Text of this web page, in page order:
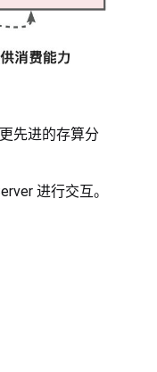
先进的存算分
进行交互。